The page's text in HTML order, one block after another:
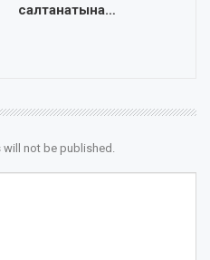
салтанатына…
will not be published.